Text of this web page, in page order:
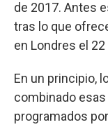
de 2017. Antes
tras lo que
en Londres el
En un principio,
combinado
programados